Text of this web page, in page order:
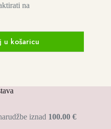
na
u košaricu
iznad 100.00 €